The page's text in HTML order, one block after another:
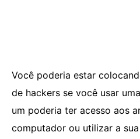
Você poderia estar
de hackers se você usar
um poderia ter acesso aos
computador ou utilizar a